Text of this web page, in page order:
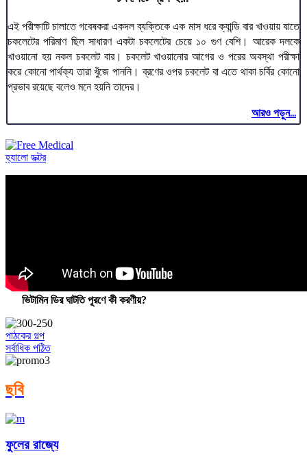
এই পরীক্ষাটি চালাতে গবেষকরা একদল ব্যক্তিকে এক মাস ধরে ক্যান্ডি বার খাওয়ায় যাতে
চকলেটের পরিমাণ ছিল সাধারণ একটা চকলেটের চেয়ে ১০ গুণ বেশি। আরেক দলকে
খাওয়ানো হয় নকল চকলেট বার। চকলেট খাওয়ানোর আগের ও পরের অবস্থা পরীক্ষা
করে কোনো পার্থক্য তারা খুঁজে পাননি। ব্রণের ওপর চকলেট বা এতে থাকা চর্বির কোনো
প্রভাব রয়েছে বলেও মনে হয়নি তাদের।
আরও পড়ুন...
হ্যালো ডক্টর
ভিটামিন ডির ঘাটতি পূরণে কী করণীয়?
পাঠকের গল্প
সর্বাধিক পঠিত
ছবি
ফুলের রাজ্যে